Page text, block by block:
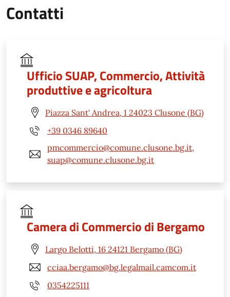
Contatti
Ufficio SUAP, Commercio, Attività
produttive e agricoltura
Piazza Sant' Andrea, 1 24023 Clusone (BG)
+39 0346 89640
pmcommercio@comune.clusone.bg.it,
suap@comune.clusone.bg.it
Camera di Commercio di Bergamo
Largo Belotti, 16 24121 Bergamo (BG)
cciaa.bergamo@bg.legalmail.camcom.it
0354225111